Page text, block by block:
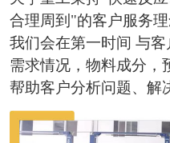
合理周到"的客户服务
我们会在第一时间 与
需求情况，物料成分，
帮助客户分析问题、解